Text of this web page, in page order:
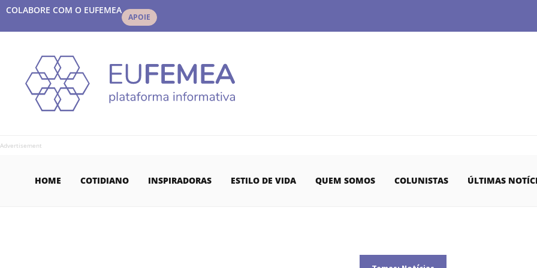
COLABORE COM O EUFEMEA
APOIE
Advertisement
HOME COTIDIANO INSPIRADORAS ESTILO DE VIDA QUEM SOMOS COLUNISTAS ÚLTIMAS